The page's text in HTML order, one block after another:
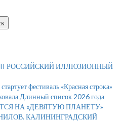
РОССИЙСКИЙ ИЛЛЮЗИОННЫЙ
фестиваль «Красная строка»
Длинный список 2026 года
НА «ДЕВЯТУЮ ПЛАНЕТУ»
КАЛИНИНГРАДСКИЙ